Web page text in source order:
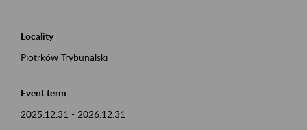
Locality
Piotrków Trybunalski
Event term
2025.12.31 - 2026.12.31